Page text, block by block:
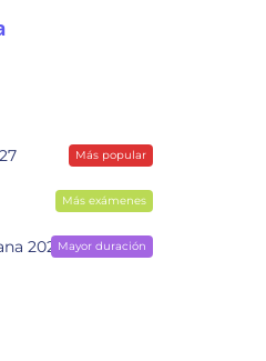
Más popular
Más exámenes
2028Mayor duración